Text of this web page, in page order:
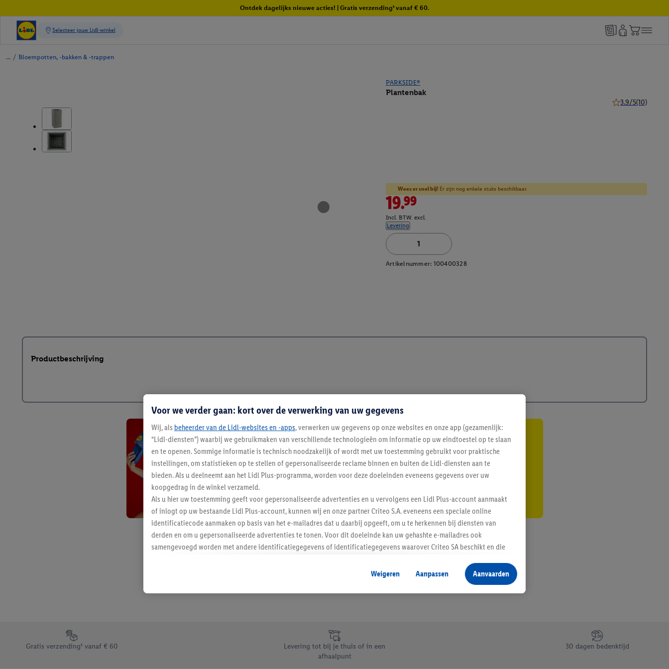
Ontdek dagelijks nieuwe acties! | Gratis verzending¹ vanaf € 60.
/ Bloempotten, -bakken & -trappen
PARKSIDE®
Plantenbak
3.9/5(10)
Wees er snel bij!Er zijn nog enkele stuks beschikbaar.
19.99
Incl. BTW. excl.
Levering
Artikelnummer: 100400328
Productbeschrijving
Blijf op de hoogte
Schrijf je in op de newsletter
Footerelement met de verschillende USPs van Lidl.be
Gratis verzending¹ vanaf € 60
Levering tot bij je thuis of in een
afhaalpunt
30 dagen bedenktijd
Voor we verder gaan: kort over de verwerking van uw gegevens
Wij, als beheerder van de Lidl-websites en -apps, verwerken uw gegevens op onze websites en onze app (gezamenlijk:
“Lidl-diensten”) waarbij we gebruikmaken van verschillende technologieën om informatie op uw eindtoestel op te slaan
en te openen. Sommige informatie is technisch noodzakelijk of wordt met uw toestemming gebruikt voor praktische
instellingen, om statistieken op te stellen of gepersonaliseerde reclame binnen en buiten de Lidl-diensten aan te
bieden. Als u deelneemt aan het Lidl Plus-programma, worden voor deze doeleinden eveneens gegevens over uw
koopgedrag in de winkel verzameld.
Als u hier uw toestemming geeft voor gepersonaliseerde advertenties en u vervolgens een Lidl Plus-account aanmaakt
of inlogt op uw bestaande Lidl Plus-account, kunnen wij en onze partner Criteo S.A. eveneens een speciale online
identificatiecode aanmaken op basis van het e-mailadres dat u daarbij opgeeft, om u te herkennen bij diensten van
derden en om u gepersonaliseerde advertenties te tonen. Voor dit doeleinde kan uw gehashte e-mailadres ook
samengevoegd worden met andere identificatiegegevens of identificatiegegevens waarover Criteo SA beschikt en die
Als u hiermee akkoord gaat, kunnen advertenties in het kader van retargeting, d.w.z. advertenties voor producten waarin
u interesse hebt getoond (bijvoorbeeld door het product in de webshop aan uw winkelmandje toe te voegen, maar het
niet te kopen), ook op verschillende apparaten en verschillende Lidl-diensten worden weergegeven als er met behulp
Onder “Aanpassen” kunt u individuele doeleinden toestaan en meer informatie vinden over de gegevensverwerking.
Door op “weigeren” te klikken, kunt u alleen het gebruik van de noodzakelijke technologieën toestaan. Door op
“aanvaarden” te klikken, stemt u in met alle verwerkingen voor alle bovengenoemde doeleinden. Meer informatie,
Weigeren Aanpassen Aanvaarden